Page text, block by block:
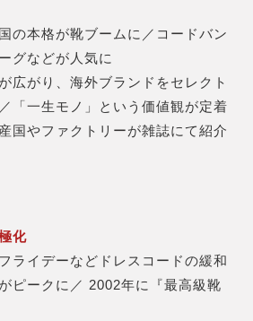
の本格が靴ブームに／コードバン
グなどが人気に
広がり、海外ブランドをセレクト
「一生モノ」という価値観が定着
国やファクトリーが雑誌にて紹介
化
ライデーなどドレスコードの緩和
ピークに／ 2002年に『最高級靴